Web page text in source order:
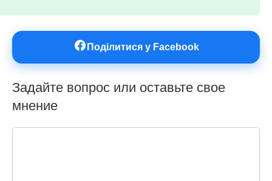
Поділитися у Facebook
Задайте вопрос или оставьте свое
мнение